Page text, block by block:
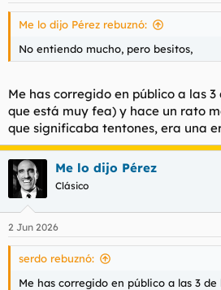
Me lo dijo Pérez rebuznó:
No entiendo mucho, pero besitos,
Me has corregido en público a las
que está muy fea) y hace un rato
que significaba tentones, era una
Me lo dijo Pérez
Clásico
2 Jun 2026
serdo rebuznó:
Me has corregido en público a las 3